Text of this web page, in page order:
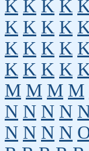
K K K K
K K K K
K K K K
K K K K
M M M M
N N N N
N N N N